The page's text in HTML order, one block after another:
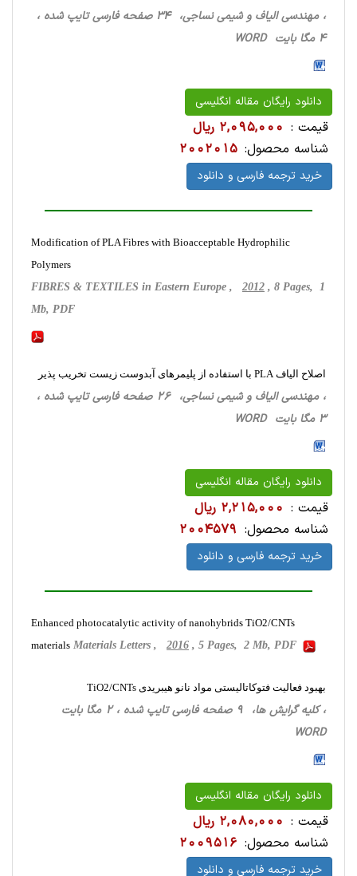
، مهندسی الیاف و شیمی نساجی، 34 صفحه فارسی تایپ شده ،
4 مگا بایت WORD
دانلود رایگان مقاله انگلیسی
قیمت : 2,095,000 ریال
شناسه محصول: 2002015
خرید ترجمه فارسی و دانلود
Modification of PLA Fibres with Bioacceptable Hydrophilic
Polymers
FIBRES & TEXTILES in Eastern Europe , 2012 , 8 Pages, 1
Mb, PDF
اصلاح الیاف PLA با استفاده از پلیمرهای آبدوست زیست تخریب پذیر
، مهندسی الیاف و شیمی نساجی، 26 صفحه فارسی تایپ شده ،
3 مگا بایت WORD
دانلود رایگان مقاله انگلیسی
قیمت : 2,215,000 ریال
شناسه محصول: 2004579
خرید ترجمه فارسی و دانلود
Enhanced photocatalytic activity of nanohybrids TiO2/CNTs
materials Materials Letters , 2016 , 5 Pages, 2 Mb, PDF
بهبود فعالیت فتوکاتالیستی مواد نانو هیبریدی TiO2/CNTs
، کلیه گرایش ها، 9 صفحه فارسی تایپ شده ، 2 مگا بایت
WORD
دانلود رایگان مقاله انگلیسی
قیمت : 2,080,000 ریال
شناسه محصول: 2009516
خرید ترجمه فارسی و دانلود